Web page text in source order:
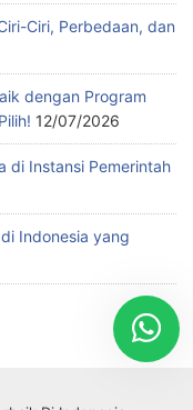
Ciri, Perbedaan, dan
dengan Program
12/07/2026
di Instansi Pemerintah
Indonesia yang